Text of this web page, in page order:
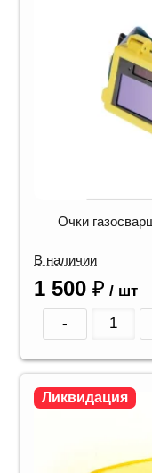
Очки
В наличии
1 500 ₽ / шт
-
Ликвидация